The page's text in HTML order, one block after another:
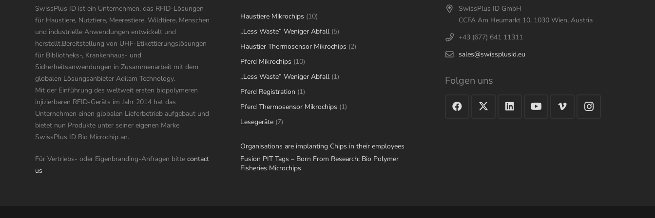
SwissPlus ID ist ein Unternehmen, das RFID-Lösungen
für Haustiere, Nutztiere, Meerestiere, Wildtiere, Menschen
und industrielle Anwendungen entwickelt und
herstellt.Bereitstellung von UHF-Etikettierungslösungen
für Bibliotheks-, Krankenhaus- und
Sicherheitsanwendungen in Zusammenarbeit mit dem
globalen Lösungsanbieter Adilam Technology.
Mit der Einführung des weltweit ersten biopolymeren
injizierbaren RFID-Geräts im Jahr 2014 hat das
Unternehmen einen globalen Lieferbetrieb aufgebaut und
bietet nun Produkte unter seiner eigenen Marke
SwissPlus ID Bio Microchip an.
Für Vertriebs- oder Eigenbranding-Anfragen bitte contact
us
Haustiere Mikrochips 1010
products
„Less Waste” Weniger Abfall 55
products
Haustier Thermosensor Mikrochips 22
Pferd Mikrochips 1010
products
„Less Waste” Weniger Abfall 11
Pferd Registration 11
product
Pferd Thermosensor Mikrochips 11
Lesegeräte 77
Organisations are implanting Chips in their employees
Fusion PIT Tags – Born From Research; Bio Polymer
Fisheries Microchips
SwissPlus ID GmbH
CCFA Am Heumarkt 10, 1030 Wien, Austria
+43 (677) 641 11311
sales@swissplusid.eu
Folgen uns